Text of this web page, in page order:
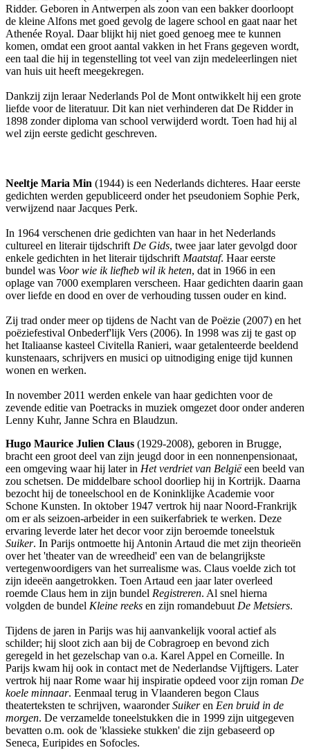
Ridder. Geboren in Antwerpen als zoon van een bakker doorloopt
de kleine Alfons met goed gevolg de lagere school en gaat naar het
Athenée Royal. Daar blijkt hij niet goed genoeg mee te kunnen
komen, omdat een groot aantal vakken in het Frans gegeven wordt,
een taal die hij in tegenstelling tot veel van zijn medeleerlingen niet
van huis uit heeft meegekregen.
Dankzij zijn leraar Nederlands Pol de Mont ontwikkelt hij een grote
liefde voor de literatuur. Dit kan niet verhinderen dat De Ridder in
1898 zonder diploma van school verwijderd wordt. Toen had hij al
wel zijn eerste gedicht geschreven.
Neeltje Maria Min (1944) is een Nederlands dichteres. Haar eerste
gedichten werden gepubliceerd onder het pseudoniem Sophie Perk,
verwijzend naar Jacques Perk.
In 1964 verschenen drie gedichten van haar in het Nederlands
cultureel en literair tijdschrift De Gids, twee jaar later gevolgd door
enkele gedichten in het literair tijdschrift Maatstaf. Haar eerste
bundel was Voor wie ik liefheb wil ik heten, dat in 1966 in een
oplage van 7000 exemplaren verscheen. Haar gedichten daarin gaan
over liefde en dood en over de verhouding tussen ouder en kind.
Zij trad onder meer op tijdens de Nacht van de Poëzie (2007) en het
poëziefestival Onbederf'lijk Vers (2006). In 1998 was zij te gast op
het Italiaanse kasteel Civitella Ranieri, waar getalenteerde beeldend
kunstenaars, schrijvers en musici op uitnodiging enige tijd kunnen
wonen en werken.
In november 2011 werden enkele van haar gedichten voor de
zevende editie van Poetracks in muziek omgezet door onder anderen
Lenny Kuhr, Janne Schra en Blaudzun.
Hugo Maurice Julien Claus (1929-2008), geboren in Brugge,
bracht een groot deel van zijn jeugd door in een nonnenpensionaat,
een omgeving waar hij later in Het verdriet van Belgiëeen beeld van
zou schetsen. De middelbare school doorliep hij in Kortrijk. Daarna
bezocht hij de toneelschool en de Koninklijke Academie voor
Schone Kunsten. In oktober 1947 vertrok hij naar Noord-Frankrijk
om er als seizoen-arbeider in een suikerfabriek te werken. Deze
ervaring leverde later het decor voor zijn beroemde toneelstuk
Suiker. In Parijs ontmoette hij Antonin Artaud die met zijn theorieën
over het 'theater van de wreedheid' een van de belangrijkste
vertegenwoordigers van het surrealisme was. Claus voelde zich tot
zijn ideeën aangetrokken. Toen Artaud een jaar later overleed
roemde Claus hem in zijn bundel Registreren. Al snel hierna
volgden de bundel Kleine reeks en zijn romandebuut De Metsiers.
Tijdens de jaren in Parijs was hij aanvankelijk vooral actief als
schilder; hij sloot zich aan bij de Cobragroep en bevond zich
geregeld in het gezelschap van o.a. Karel Appel en Corneille. In
Parijs kwam hij ook in contact met de Nederlandse Vijftigers. Later
vertrok hij naar Rome waar hij inspiratie opdeed voor zijn roman De
koele minnaar. Eenmaal terug in Vlaanderen begon Claus
theaterteksten te schrijven, waaronderSuikeren Een bruid in de
morgen. De verzamelde toneelstukken die in 1999 zijn uitgegeven
bevatten o.m. ook de 'klassieke stukken' die zijn gebaseerd op
Seneca, Euripides en Sofocles.